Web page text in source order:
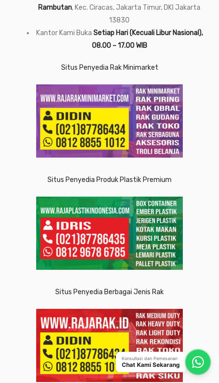
Rambutan, Kec. Ciracas, Jakarta Timur, DKI Jakarta
13830
Kantor Kami Buka Setiap Hari (Kecuali Libur Nasional),
08.00 – 17.00 WIB
Situs Penyedia Rak Minimarket
Situs Penyedia Produk Plastik Premium
Situs Penyedia Berbagai Jenis Rak
Konsultasi dan Pemesanan
Chat Kami Sekarang